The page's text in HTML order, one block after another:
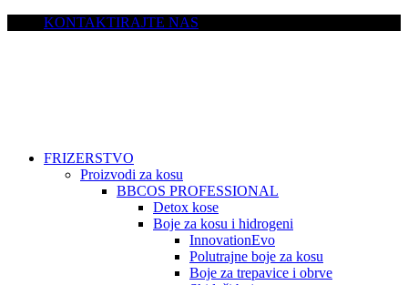
KONTAKTIRAJTE NAS
FRIZERSTVO
Proizvodi za kosu
BBCOS PROFESSIONAL
Detox kose
Boje za kosu i hidrogeni
InnovationEvo
Polutrajne boje za kosu
Boje za trepavice i obrve